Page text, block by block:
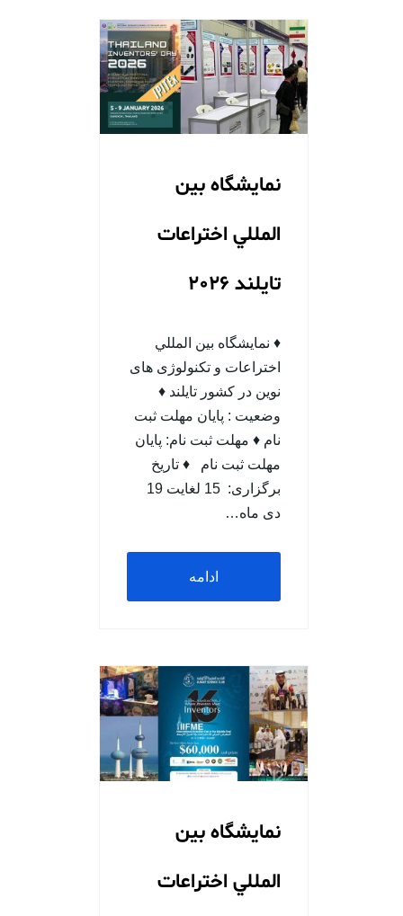
نمايشگاه بين
المللي اختراعات
تایلند 2026
♦ نمایشگاه بين المللي
اختراعات و تکنولوژی های
نوین در کشور تایلند ♦
وضعيت : پایان مهلت ثبت
نام ♦ مهلت ثبت نام: پایان
مهلت ثبت نام ♦ تاریخ
برگزاری: 15 لغایت 19
دی ماه…
ادامه
نمايشگاه بين
المللي اختراعات